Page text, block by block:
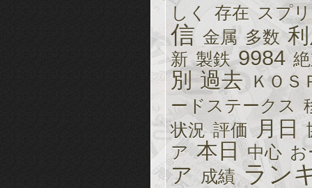
しく
存在 スプ
信 金属 多数
新 製鉄 9984
別 過去 ＫＯＳ
ードステークス
状況 評価 月日
ア 本日 中心 お
ア 成績 ラン